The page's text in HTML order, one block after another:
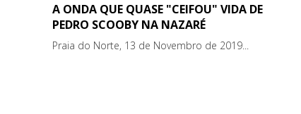
A ONDA QUE QUASE "CEIFOU" VIDA DE
PEDRO SCOOBY NA NAZARÉ
Praia do Norte, 13 de Novembro de 2019...